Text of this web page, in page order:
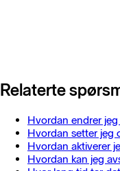
Relaterte
Hvordan endrer
Hvordan setter jeg
Hvordan aktiverer
Hvordan kan jeg